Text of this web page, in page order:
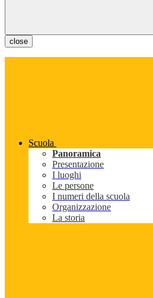
close
Scuola
Panoramica
Presentazione
I luoghi
Le persone
I numeri della scuola
Organizzazione
La storia